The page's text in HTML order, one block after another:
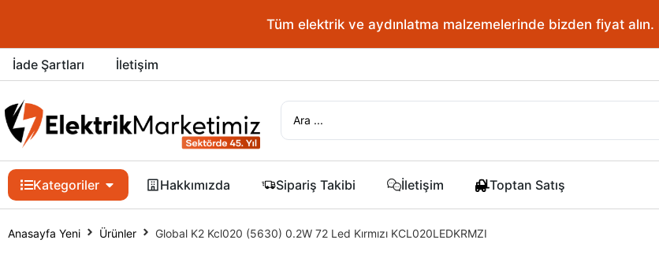
Tüm elektrik ve aydınlatma malzemelerinde bizden fiyat alın.
İade Şartları İletişim
Kategoriler Hakkımızda Sipariş Takibi İletişim Toptan Satış
Anasayfa Yeni Ürünler Global K2 Kcl020 (5630) 0.2W 72 Led Kırmızı KCL020LEDKRMZI